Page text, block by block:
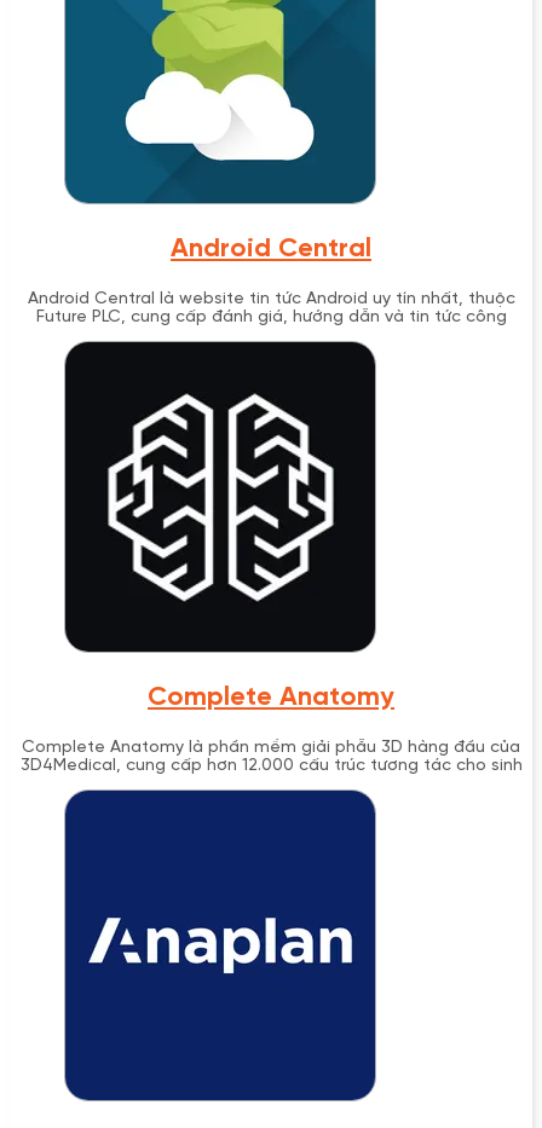
Android Central
Android Central là website tin tức Android uy tín nhất, thuộc
Future PLC, cung cấp đánh giá, hướng dẫn và tin tức công
Complete Anatomy
Complete Anatomy là phần mềm giải phẫu 3D hàng đầu của
3D4Medical, cung cấp hơn 12.000 cấu trúc tương tác cho sinh